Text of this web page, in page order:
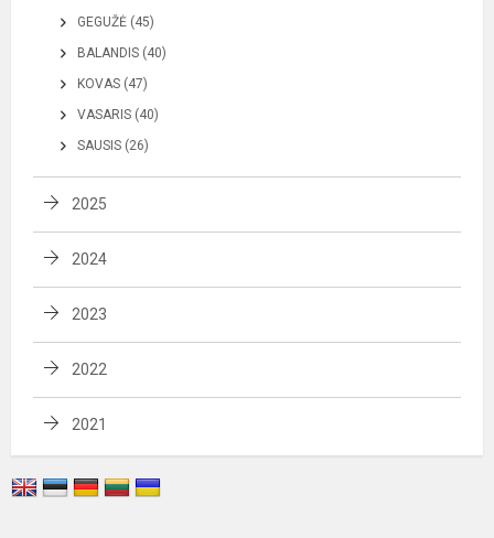
GEGUŽĖ (45)
BALANDIS (40)
KOVAS (47)
VASARIS (40)
SAUSIS (26)
2025
2024
2023
2022
2021